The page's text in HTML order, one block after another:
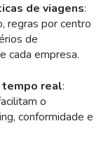
de viagens:
regras por centro
de
cada empresa.
tempo real:
o
conformidade e